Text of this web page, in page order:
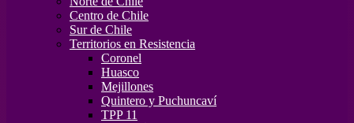
Centro de Chile
Sur de Chile
Territorios en Resistencia
Coronel
Huasco
Mejillones
Quintero y Puchuncaví
TPP 11